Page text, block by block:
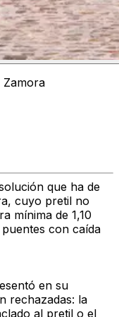
Zamora
que ha de
cuyo pretil no
mínima de 1,10
con caída
en su
rechazadas: la
al pretil o el